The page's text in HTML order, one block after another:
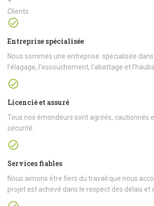
Clients
Entreprise spécialisée
Nous sommes une entreprise spécialisée dans
l’élagage, l’essouchement, l’abattage et
Licencié et assuré
Tous nos émondeurs sont agréés, cautionnés
sécurité.
Services fiables
Nous aimons être fiers du travail que nous
projet est achevé dans le respect des délais et